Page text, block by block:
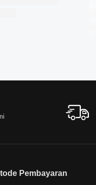
Pembayaran